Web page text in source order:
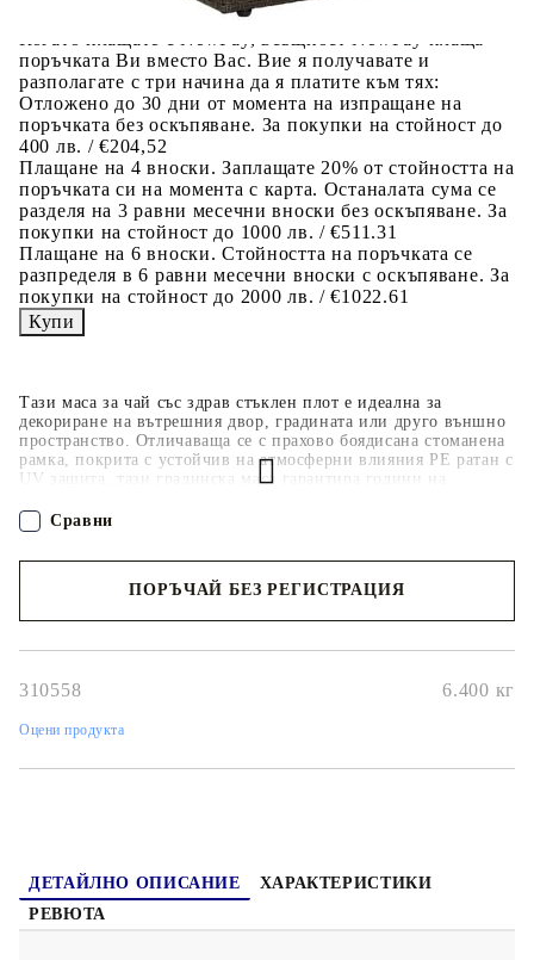
Тази маса за чай със здрав стъклен плот е идеална за
декориране на вътрешния двор, градината или друго външно
пространство. Отличаваща се с прахово боядисана стоманена
рамка, покрита с устойчив на атмосферни влияния PE ратан с
UV защита, тази градинска маса гарантира години на
подсилено матирано закалено стъкло със здрава опора, което
го прави лесен за поддръжка и почистване. Можете да
поръчката Ви вместо Вас. Вие я получавате и
разполагате с три начина да я платите към тях:
Отложено до 30 дни от момента на изпращане на
поръчката без оскъпяване. За покупки на стойност до
400 лв. / €204,52
Плащане на 4 вноски. Заплащате 20% от стойността на
поръчката си на момента с карта. Останалата сума се
разделя на 3 равни месечни вноски без оскъпяване. За
покупки на стойност до 1000 лв. / €511.31
Плащане на 6 вноски. Стойността на поръчката се
разпределя в 6 равни месечни вноски с оскъпяване. За
покупки на стойност до 2000 лв. / €1022.61
ПОРЪЧАЙ БЕЗ РЕГИСТРАЦИЯ
310558 6.400 кг
Оцени продукта
Сравни
ДЕТАЙЛНО ОПИСАНИЕ
ХАРАКТЕРИСТИКИ
РЕВЮТА